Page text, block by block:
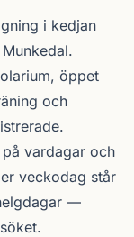
i kedjan
Munkedal.
öppet
och
vardagar och
veckodag står
—